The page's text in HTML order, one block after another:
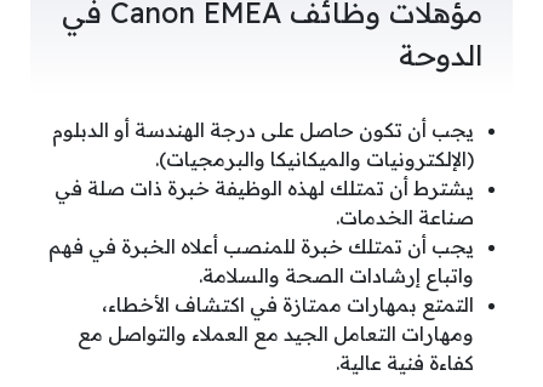
مؤهلات وظائف Canon EMEA في
الدوحة
يجب أن تكون حاصل على درجة الهندسة أو الدبلوم
(الإلكترونيات والميكانيكا والبرمجيات).
يشترط أن تمتلك لهذه الوظيفة خبرة ذات صلة في
صناعة الخدمات.
يجب أن تمتلك خبرة للمنصب أعلاه الخبرة في فهم
واتباع إرشادات الصحة والسلامة.
التمتع بمهارات ممتازة في اكتشاف الأخطاء،
ومهارات التعامل الجيد مع العملاء والتواصل مع
كفاءة فنية عالية.